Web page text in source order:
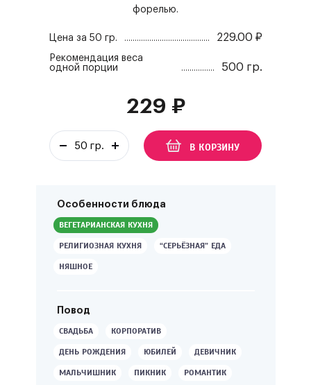
Особенности блюда
ВЕГЕТАРИАНСКАЯ КУХНЯ
РЕЛИГИОЗНАЯ КУХНЯ “СЕРЬЁЗНАЯ” ЕДА
НЯШНОЕ
Повод
СВАДЬБА КОРПОРАТИВ
ДЕНЬ РОЖДЕНИЯ ЮБИЛЕЙ ДЕВИЧНИК
МАЛЬЧИШНИК ПИКНИК РОМАНТИК
форелью.
Цена за 50 гр. 229.00 ₽
Рекомендация веса
одной порции
500 гр.
229 ₽
В КОРЗИНУ